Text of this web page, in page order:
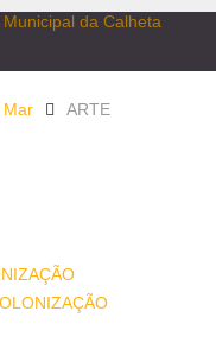
Mar ARTE